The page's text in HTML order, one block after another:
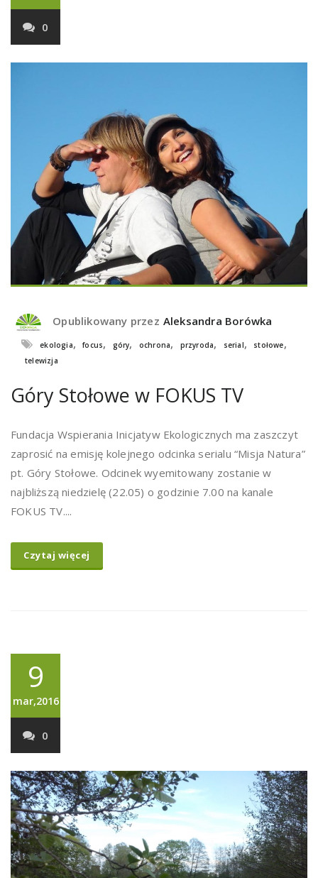
0
Opublikowany przez Aleksandra Borówka
ekologia, focus, góry, ochrona, przyroda, serial, stołowe,
telewizja
Góry Stołowe w FOKUS TV
Fundacja Wspierania Inicjatyw Ekologicznych ma zaszczyt
zaprosić na emisję kolejnego odcinka serialu “Misja Natura”
pt. Góry Stołowe. Odcinek wyemitowany zostanie w
najbliższą niedzielę (22.05) o godzinie 7.00 na kanale
FOKUS TV....
Czytaj więcej
9
mar,2016
0